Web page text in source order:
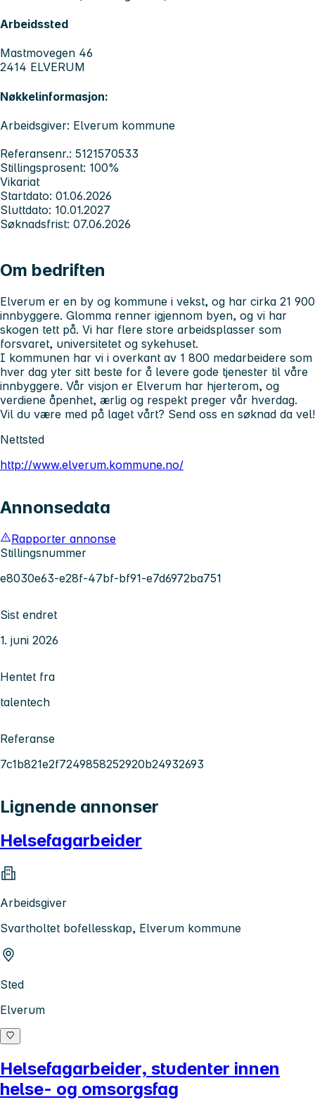
Arbeidssted
Mastmovegen 46
2414 ELVERUM
Nøkkelinformasjon:
Arbeidsgiver: Elverum kommune
Referansenr.: 5121570533
Stillingsprosent: 100%
Vikariat
Startdato: 01.06.2026
Sluttdato: 10.01.2027
Søknadsfrist: 07.06.2026
Om bedriften
Elverum er en by og kommune i vekst, og har cirka 21 900
innbyggere. Glomma renner igjennom byen, og vi har
skogen tett på. Vi har flere store arbeidsplasser som
forsvaret, universitetet og sykehuset.
I kommunen har vi i overkant av 1 800 medarbeidere som
hver dag yter sitt beste for å levere gode tjenester til våre
innbyggere. Vår visjon er Elverum har hjerterom, og
verdiene åpenhet, ærlig og respekt preger vår hverdag.
Vil du være med på laget vårt? Send oss en søknad da vel!
Nettsted
http://www.elverum.kommune.no/
Annonsedata
Rapporter annonse
Stillingsnummer
e8030e63-e28f-47bf-bf91-e7d6972ba751
Sist endret
1. juni 2026
Hentet fra
talentech
Referanse
7c1b821e2f7249858252920b24932693
Lignende annonser
Helsefagarbeider
Arbeidsgiver
Svartholtet bofellesskap, Elverum kommune
Sted
Elverum
Helsefagarbeider, studenter innen
helse- og omsorgsfag